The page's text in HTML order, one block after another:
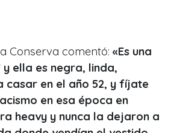
Conserva comentó: «Es una
y ella es negra, linda,
casar en el año 52, y fíjate
en esa época en
heavy y nunca la dejaron a